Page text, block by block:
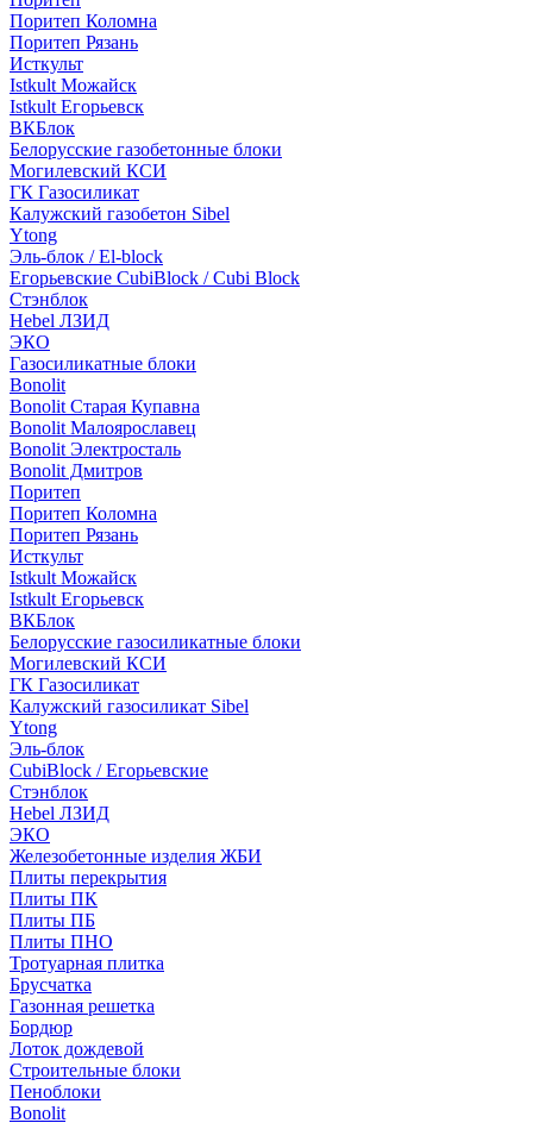
Поритеп Коломна
Поритеп Рязань
Исткульт
Istkult Можайск
Istkult Егорьевск
ВКБлок
Белорусские газобетонные блоки
Могилевский КСИ
ГК Газосиликат
Калужский газобетон Sibel
Ytong
Эль-блок / El-block
Егорьевские CubiBlock / Cubi Block
Стэнблок
Hebel ЛЗИД
ЭКО
Газосиликатные блоки
Bonolit
Bonolit Старая Купавна
Bonolit Малоярославец
Bonolit Электросталь
Bonolit Дмитров
Поритеп
Поритеп Коломна
Поритеп Рязань
Исткульт
Istkult Можайск
Istkult Егорьевск
ВКБлок
Белорусские газосиликатные блоки
Могилевский КСИ
ГК Газосиликат
Калужский газосиликат Sibel
Ytong
Эль-блок
CubiBlock / Егорьевские
Стэнблок
Hebel ЛЗИД
ЭКО
Железобетонные изделия ЖБИ
Плиты перекрытия
Плиты ПК
Плиты ПБ
Плиты ПНО
Тротуарная плитка
Брусчатка
Газонная решетка
Бордюр
Лоток дождевой
Строительные блоки
Пеноблоки
Bonolit